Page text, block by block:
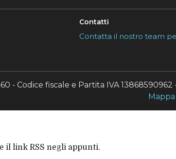
Contatti
Contatta il nostro team
- Codice fiscale e Partita IVA 13868590962
il link RSS negli appunti.